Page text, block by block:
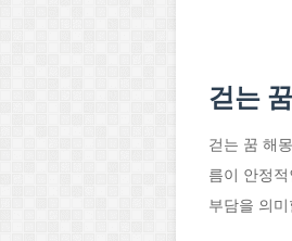
걷는
걷는 꿈 해
름이 안정
부담을 의